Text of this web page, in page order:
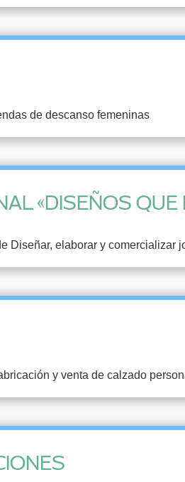
de descanso femeninas
«DISEÑOS
Diseñar, elaborar y
y venta de calzado